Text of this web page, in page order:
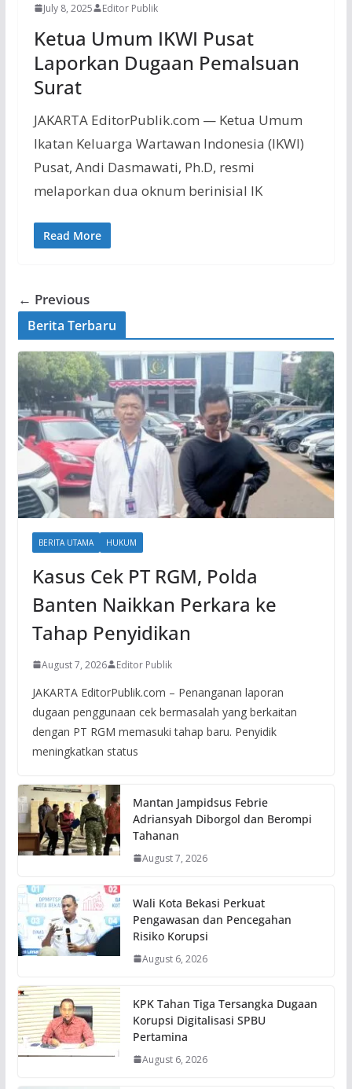
July 8, 2025 Editor Publik
Ketua Umum IKWI Pusat
Laporkan Dugaan Pemalsuan
Surat
JAKARTA EditorPublik.com — Ketua Umum
Ikatan Keluarga Wartawan Indonesia (IKWI)
Pusat, Andi Dasmawati, Ph.D, resmi
melaporkan dua oknum berinisial IK
Read More
← Previous
Berita Terbaru
BERITA UTAMA HUKUM
Kasus Cek PT RGM, Polda
Banten Naikkan Perkara ke
Tahap Penyidikan
August 7, 2026 Editor Publik
JAKARTA EditorPublik.com – Penanganan laporan
dugaan penggunaan cek bermasalah yang berkaitan
dengan PT RGM memasuki tahap baru. Penyidik
meningkatkan status
Mantan Jampidsus Febrie
Adriansyah Diborgol dan Berompi
Tahanan
August 7, 2026
Wali Kota Bekasi Perkuat
Pengawasan dan Pencegahan
Risiko Korupsi
August 6, 2026
KPK Tahan Tiga Tersangka Dugaan
Korupsi Digitalisasi SPBU
Pertamina
August 6, 2026